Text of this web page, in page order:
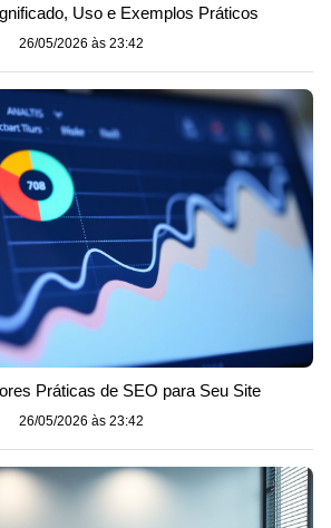
Uso e Exemplos Práticos
26/05/2026 às 23:42
Práticas de SEO para Seu Site
26/05/2026 às 23:42